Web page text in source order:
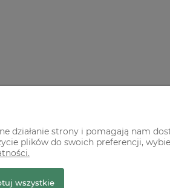
strony i pomagają nam
plików do swoich preferencji,
wszystkie